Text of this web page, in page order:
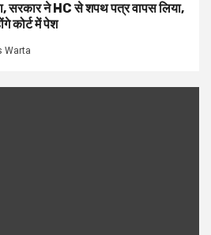
सरकार ने HC से शपथ पत्र वापस लिया,
कोर्ट में पेश
Warta